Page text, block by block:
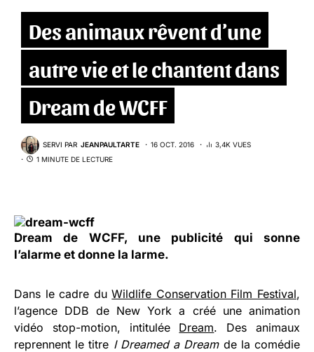
Des animaux rêvent d’une
autre vie et le chantent dans
Dream de WCFF
SERVI PAR JEANPAULTARTE 16 OCT. 2016
3,4K VUES
1 MINUTE DE LECTURE
Dream de WCFF, une publicité qui sonne
l’alarme et donne la larme.
Dans le cadre duWildlife Conservation Film Festival,
l’agence DDB de New York a créé une animation
vidéo stop-motion, intitulée Dream. Des animaux
reprennent le titre I Dreamed a Dreamde la comédie